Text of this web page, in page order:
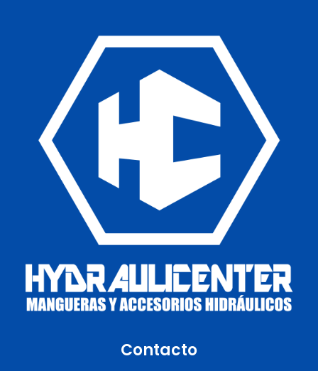
Contacto